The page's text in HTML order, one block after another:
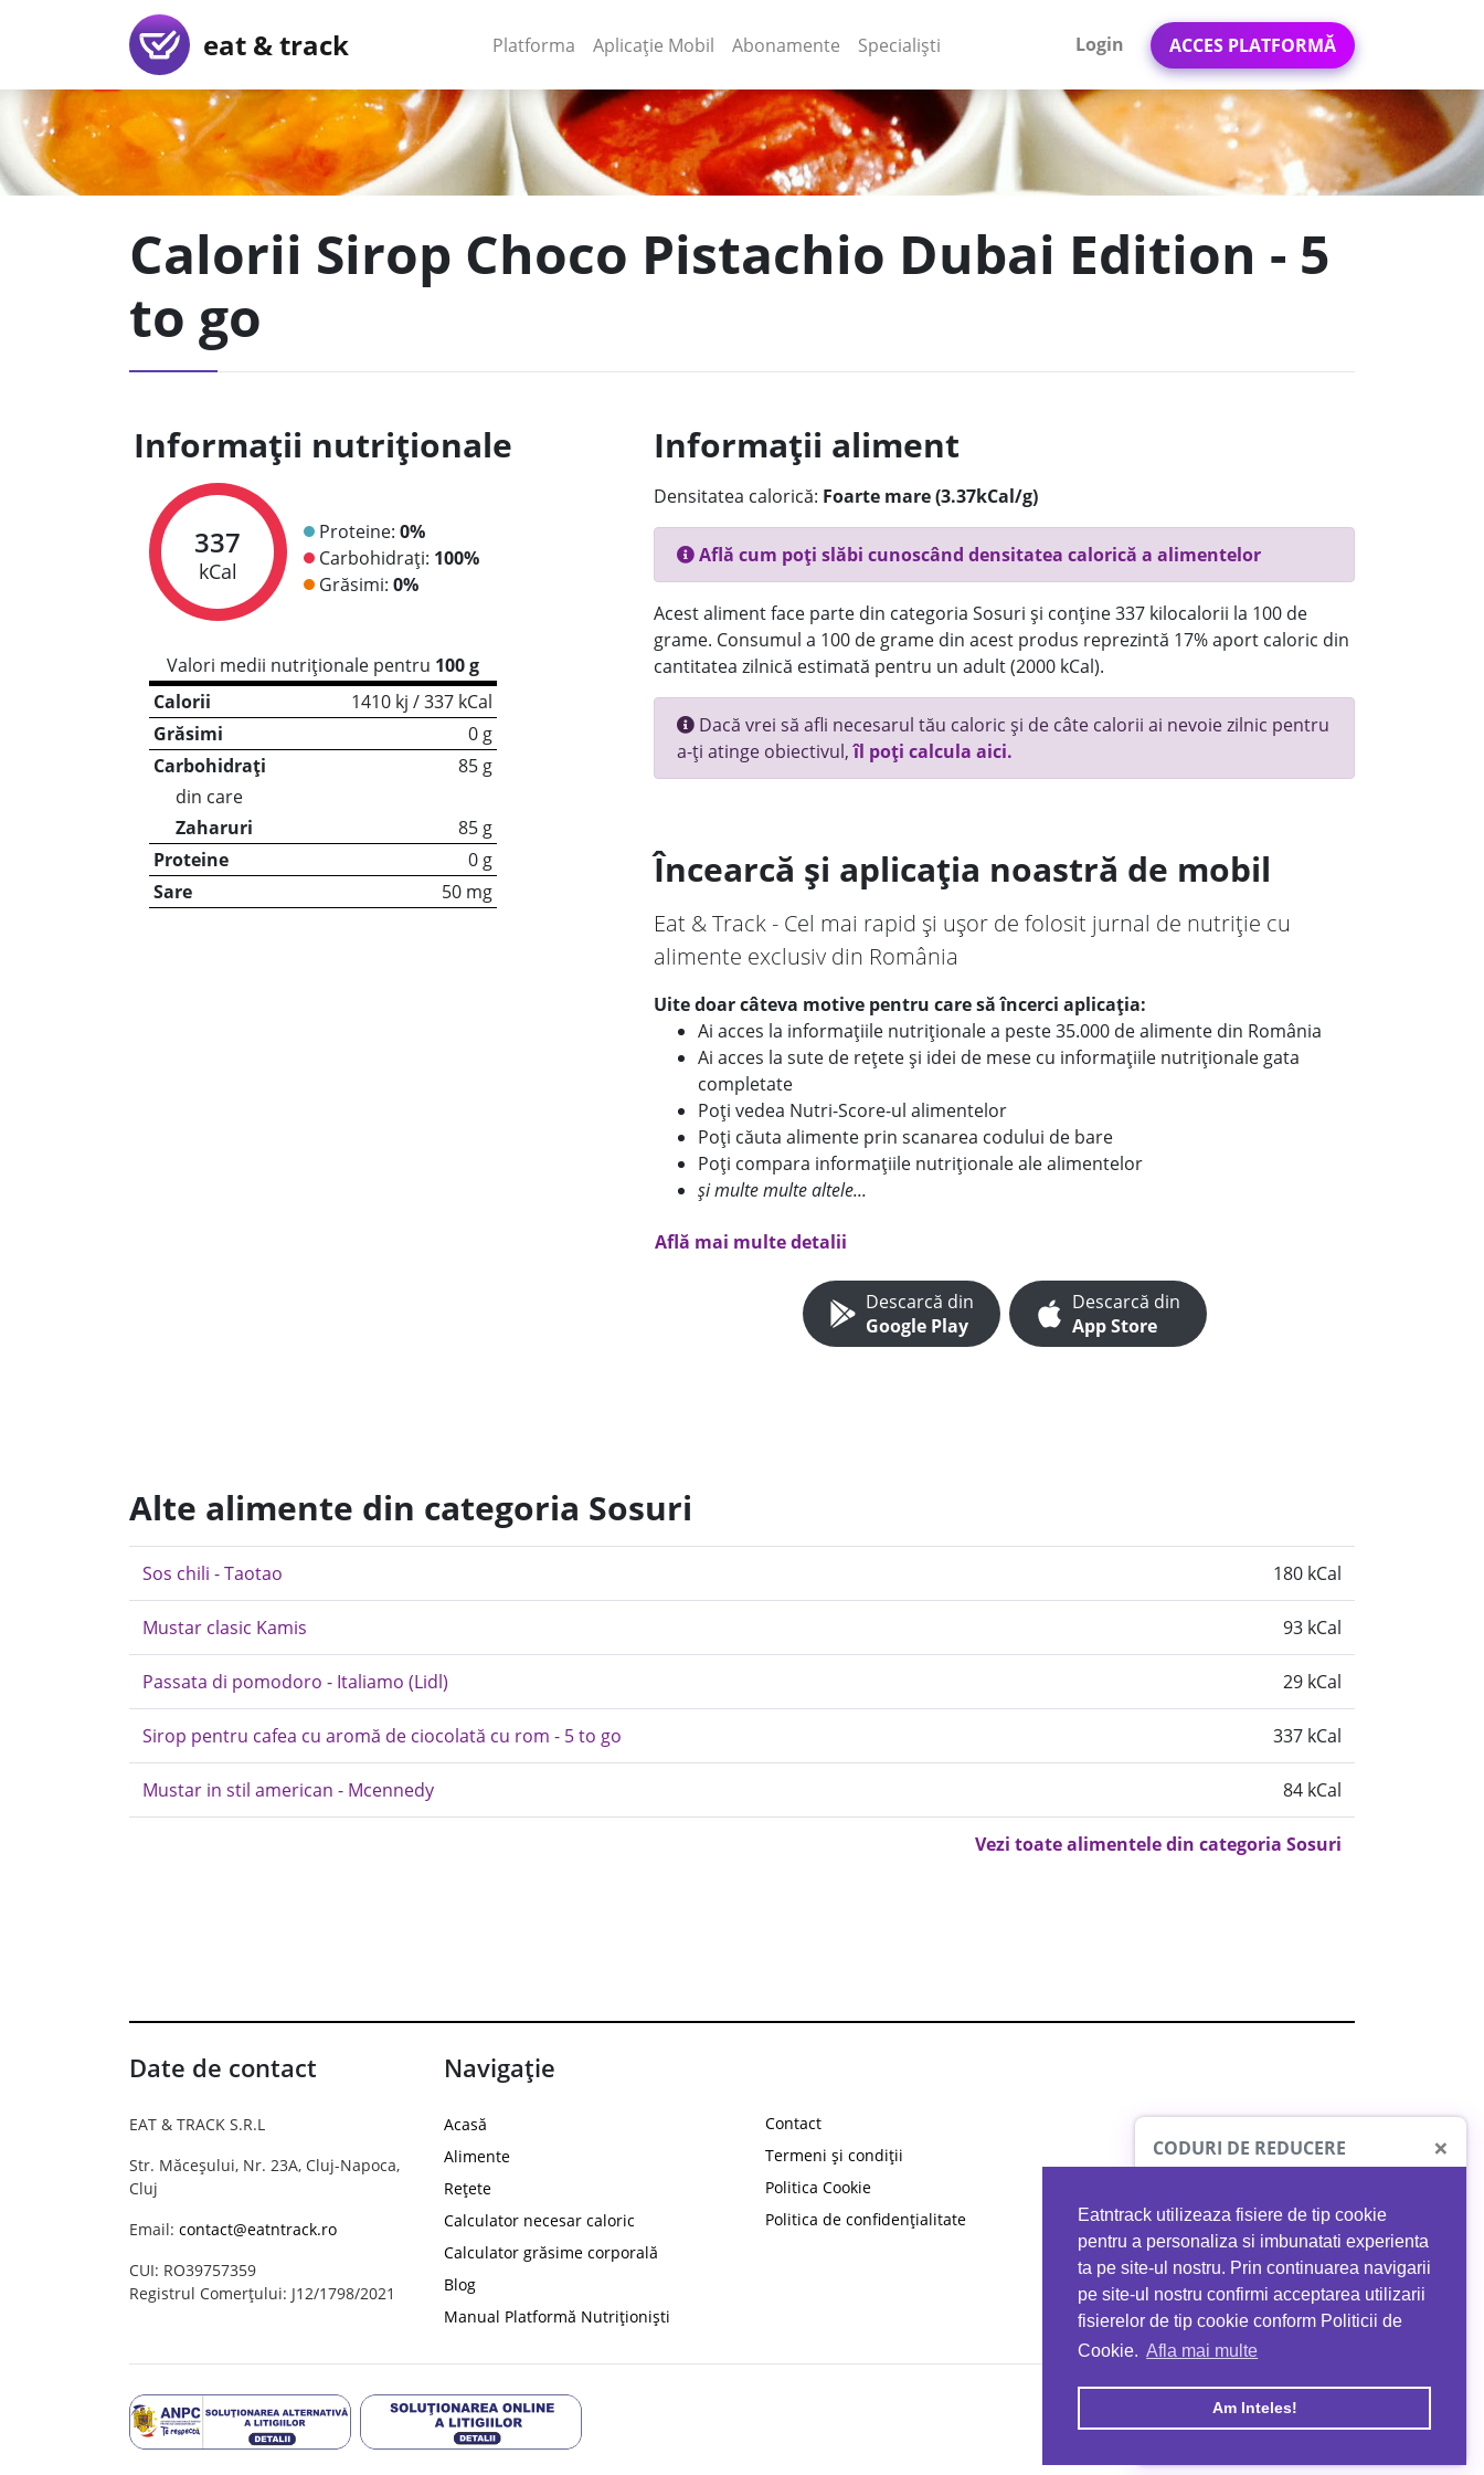
Eatntrack utilizeaza fisiere de tip cookie
pentru a personaliza si imbunatati experienta
ta pe site-ul nostru. Prin continuarea navigarii
pe site-ul nostru confirmi acceptarea utilizarii
fisierelor de tip cookie conform Politicii de
Cookie. Afla mai multe
Am Inteles!
eat & track Platforma (current)
Aplicație Mobil (current)
Abonamente Specialiști Login ACCES PLATFORMĂ
Calorii Sirop Choco Pistachio Dubai Edition - 5
to go
Informații nutriționale
337
kCal
Proteine: 0%
Carbohidrați: 100%
Grăsimi: 0%
Valori medii nutriționale pentru 100 g
Calorii
1410 kj / 337 kCal
Grăsimi
0 g
Carbohidrați
85 g
din care
Zaharuri
85 g
Proteine
0 g
Sare
50 mg
Informații aliment
Densitatea calorică: Foarte mare (3.37kCal/g)
Află cum poți slăbi cunoscând densitatea calorică a alimentelor
Acest aliment face parte din categoria Sosuri și conține 337 kilocalorii la 100 de
grame. Consumul a 100 de grame din acest produs reprezintă 17% aport caloric din
cantitatea zilnică estimată pentru un adult (2000 kCal).
Dacă vrei să afli necesarul tău caloric și de câte calorii ai nevoie zilnic pentru
a-ți atinge obiectivul,îl poți calcula aici.
Încearcă și aplicația noastră de mobil
Eat & Track - Cel mai rapid și ușor de folosit jurnal de nutriție cu
alimente exclusiv din România
Uite doar câteva motive pentru care să încerci aplicația:
Ai acces la informațiile nutriționale a peste 35.000 de alimente din România
Ai acces la sute de rețete și idei de mese cu informațiile nutriționale gata
completate
Poți vedea Nutri-Score-ul alimentelor
Poți căuta alimente prin scanarea codului de bare
Poți compara informațiile nutriționale ale alimentelor
și multe multe altele...
Află mai multe detalii
Descarcă din
Google Play
Descarcă din
App Store
Alte alimente din categoria Sosuri
Sos chili - Taotao 180 kCal
Mustar clasic Kamis 93 kCal
Passata di pomodoro - Italiamo (Lidl) 29 kCal
Sirop pentru cafea cu aromă de ciocolată cu rom - 5 to go 337 kCal
Mustar in stil american - Mcennedy 84 kCal
Vezi toate alimentele din categoria Sosuri
Date de contact
EAT & TRACK S.R.L
Str. Măceșului, Nr. 23A, Cluj-Napoca,
Cluj
Email: contact@eatntrack.ro
CUI: RO39757359
Registrul Comerțului: J12/1798/2021
Navigație
Acasă
Alimente
Rețete
Calculator necesar caloric
Calculator grăsime corporală
Blog
Manual Platformă Nutriționiști
Contact
Termeni și condiții
Politica Cookie
Politica de confidențialitate
CODURI DE REDUCERE ×
PROTO41
reducere la orice comandă
EATNTRACK
MYPROTEIN
Ai40%reducere la orice comandă
folosind codul EATTRACK